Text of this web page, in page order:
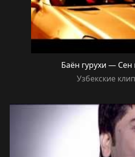
Баён гурухи — Сен
Узбекские